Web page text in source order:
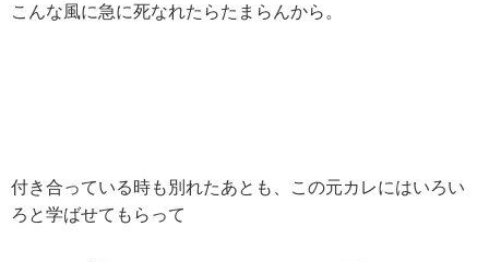
こんな風に急に死なれたらたまらんから。
付き合っている時も別れたあとも、この元カレにはいろい
ろと学ばせてもらって